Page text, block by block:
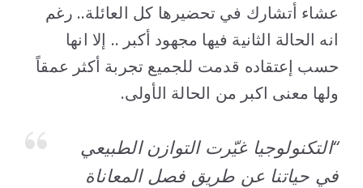
عشاء أتشارك في تحضيرها كل العائلة.. رغم
انه الحالة الثانية فيها مجهود أكبر .. إلا انها
حسب إعتقاده قدمت للجميع تجربة أكثر عمقاً
ولها معنى اكبر من الحالة الأولى.
“التكنولوجيا غيّرت التوازن الطبيعي
في حياتنا عن طريق فصل المعاناة